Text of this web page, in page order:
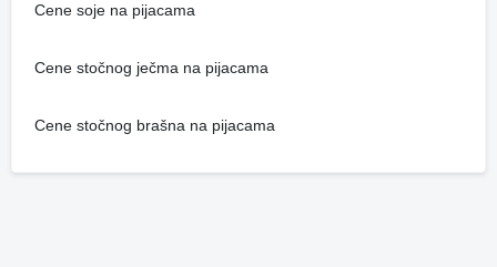
Cene soje na pijacama
Cene stočnog ječma na pijacama
Cene stočnog brašna na pijacama